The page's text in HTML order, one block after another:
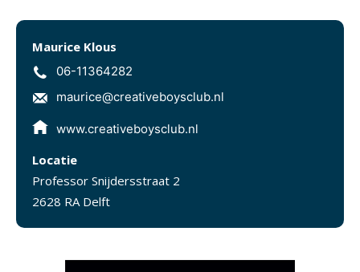
Maurice Klous
06-11364282
maurice@creativeboysclub.nl
www.creativeboysclub.nl
Locatie
Professor Snijdersstraat 2
2628 RA Delft